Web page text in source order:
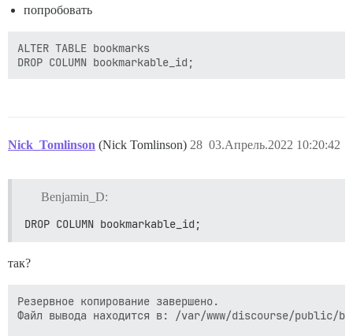
попробовать
ALTER TABLE bookmarks
Nick_Tomlinson (Nick Tomlinson) 03.Апрель.2022 10:20:42
28
Benjamin_D:
DROP COLUMN bookmarkable_id;
так?
Резервное копирование завершено.
Файл вывода находится в: /var/www/discourse/public/